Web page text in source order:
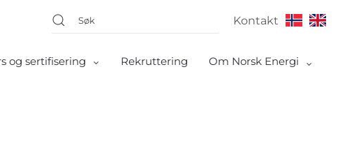
Kontakt
og sertifisering Rekruttering Om Norsk Energi